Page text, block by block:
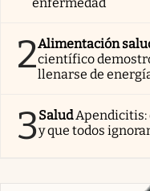
2Alimentación
científico
llenarse de
3SaludApendicitis:
y que todos